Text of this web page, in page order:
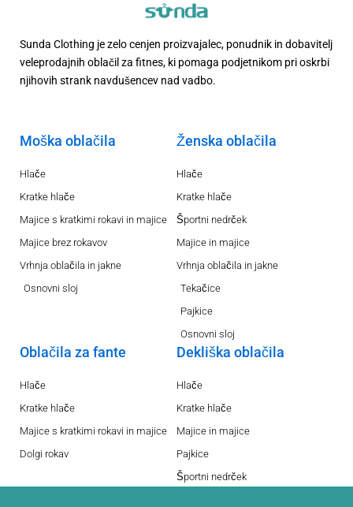
Sunda Clothing je zelo cenjen proizvajalec, ponudnik in dobavitelj
veleprodajnih oblačil za fitnes, ki pomaga podjetnikom pri oskrbi
njihovih strank navdušencev nad vadbo.
Moška oblačila
Hlače
Kratke hlače
Majice s kratkimi rokavi in majice
Majice brez rokavov
Vrhnja oblačila in jakne
Osnovni sloj
Ženska oblačila
Hlače
Kratke hlače
Športni nedrček
Majice in majice
Vrhnja oblačila in jakne
Tekačice
Pajkice
Osnovni sloj
Oblačila za fante
Hlače
Kratke hlače
Majice s kratkimi rokavi in majice
Dolgi rokav
Dekliška oblačila
Hlače
Kratke hlače
Majice in majice
Pajkice
Športni nedrček